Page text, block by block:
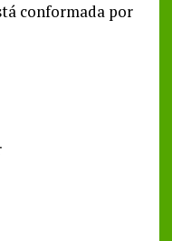
conformada por